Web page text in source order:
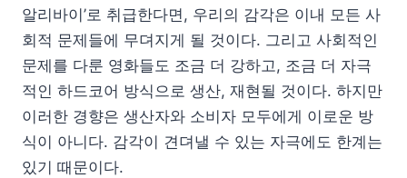
알리바이’로 취급한다면, 우리의 감각은 이내 모든 사
회적 문제들에 무뎌지게 될 것이다. 그리고 사회적인
문제를 다룬 영화들도 조금 더 강하고, 조금 더 자극
적인 하드코어 방식으로 생산, 재현될 것이다. 하지만
이러한 경향은 생산자와 소비자 모두에게 이로운 방
식이 아니다. 감각이 견뎌낼 수 있는 자극에도 한계는
있기 때문이다.